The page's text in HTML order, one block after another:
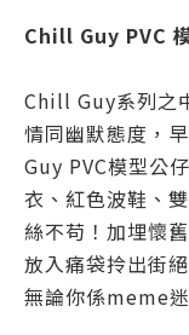
Chill Guy PVC
Chill Guy系列之
情同幽默態度，
Guy PVC模型公
衣、紅色波鞋、
絲不苟！加埋懷
放入痛袋拎出街
無論你係meme